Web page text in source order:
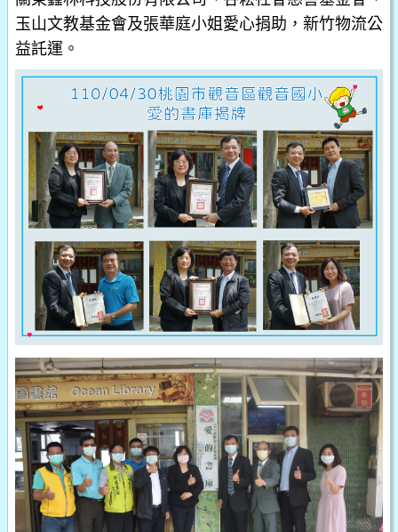
玉山文教基金會及張華庭小姐愛心捐助，新竹物流公
益託運。